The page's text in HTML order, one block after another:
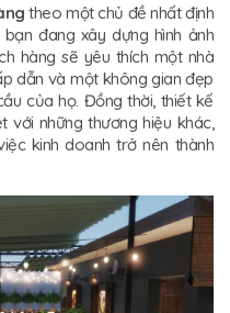
theo một chủ đề nhất định
đang xây dựng hình ảnh
hàng sẽ yêu thích một nhà
dẫn và một không gian đẹp
của họ. Đồng thời, thiết kế
những thương hiệu khác,
kinh doanh trở nên thành